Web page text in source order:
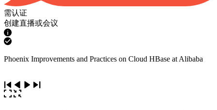
需认证
创建直播或会议
Phoenix Improvements and Practices on Cloud HBase at Alibaba